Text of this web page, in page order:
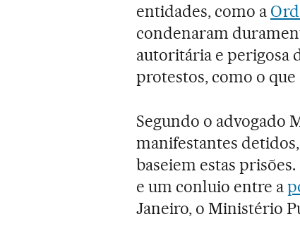
entidades, como a
condenaram
autoritária e perigosa
protestos, como o
Segundo o advogado
manifestantes
baseiem estas
e um conluio entre a
Janeiro, o Ministério